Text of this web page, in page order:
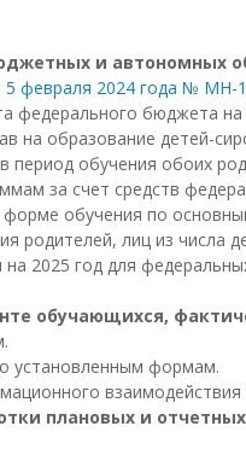
и автономных
февраля 2024 года № МН-
федерального бюджета
на образование детей-
период обучения обоих
за счет средств
обучения по
родителей, лиц из
2025 год для
обучающихся,
установленным формам.
плановых и